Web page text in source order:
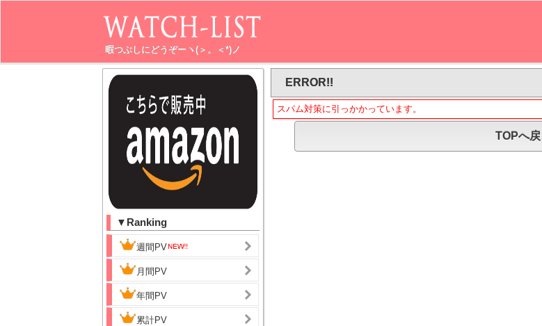
暇つぶしにどうぞーヽ(＞。＜*)ノ
▼Ranking
週間PV
月間PV
年間PV
累計PV
ERROR!!
スパム対策に引っかかっています。
TOPへ